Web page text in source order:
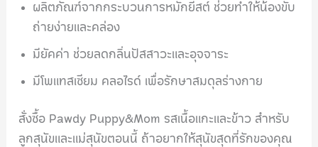
ผลิตภัณฑ์จากกระบวนการหมักยีสต์ ช่วยทำให้น้องขับ
ถ่ายง่ายและคล่อง
มียัคค่า ช่วยลดกลิ่นปัสสาวะและอุจจาระ
มีโพแทสเซียม คลอไรด์ เพื่อรักษาสมดุลร่างกาย
สั่งซื้อ Pawdy Puppy&Mom รสเนื้อแกะและข้าว สำหรับ
ลูกสุนัขและแม่สุนัขตอนนี้ ถ้าอยากให้สุนัขสุดที่รักของคุณ